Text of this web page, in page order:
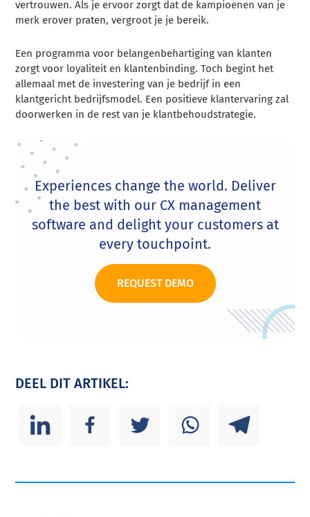
vertrouwen. Als je ervoor zorgt dat de kampioenen van je
merk erover praten, vergroot je je bereik.
Een programma voor belangenbehartiging van klanten
zorgt voor loyaliteit en klantenbinding. Toch begint het
allemaal met de investering van je bedrijf in een
klantgericht bedrijfsmodel. Een positieve klantervaring zal
doorwerken in de rest van je klantbehoudstrategie.
Experiences change the world. Deliver
the best with our CX management
software and delight your customers at
every touchpoint.
REQUEST DEMO
DEEL DIT ARTIKEL: